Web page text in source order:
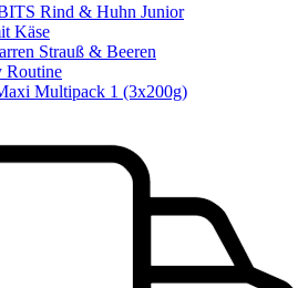
Rind & Huhn Junior
Käse
Strauß & Beeren
Routine
Multipack 1 (3x200g)